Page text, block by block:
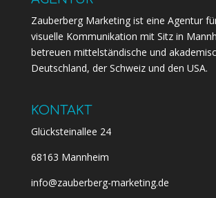
Zauberberg Marketing ist eine Agentur
visuelle Kommunikation mit Sitz in
betreuen mittelständische und
Deutschland, der Schweiz und den USA.
KONTAKT
Glücksteinallee 24
68163 Mannheim
info@zauberberg-marketing.de